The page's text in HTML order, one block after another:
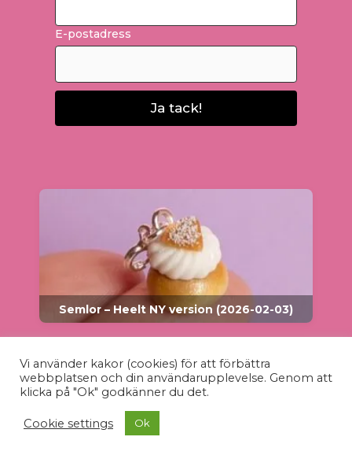
E-postadress
Ja tack!
Semlor – Heelt NY version (2026-02-03)
Snödroppar – Introduktionspris (2026-01-
Vi använder kakor (cookies) för att förbättra
webbplatsen och din användarupplevelse. Genom att
klicka på "Ok" godkänner du det.
Cookie settings Ok